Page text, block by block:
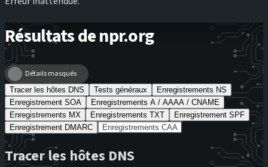
Résultats de npr.org
Détails masqués
Tracer les hôtes DNS Tests généraux
Enregistrements NS
Enregistrement SOA
Enregistrements A / AAAA / CNAME
Enregistrements MX
Enregistrements TXT
Enregistrement SPF
Enregistrement DMARC
Enregistrements CAA
Tracer les hôtes DNS